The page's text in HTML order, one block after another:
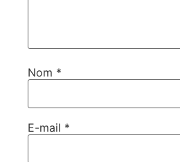
Nom *
E-mail *